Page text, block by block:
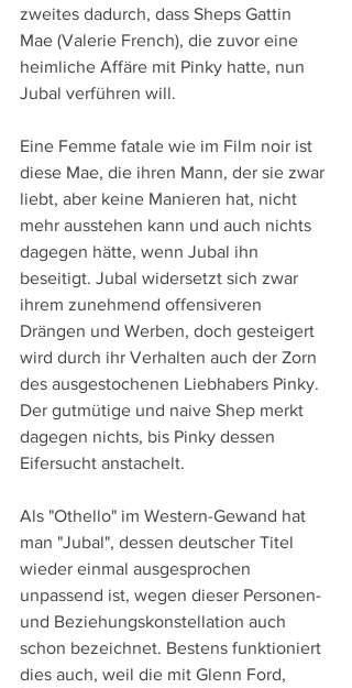
zweites dadurch, dass Sheps Gattin
Mae (Valerie French), die zuvor eine
heimliche Affäre mit Pinky hatte, nun
Jubal verführen will.
Eine Femme fatale wie im Film noir ist
diese Mae, die ihren Mann, der sie zwar
liebt, aber keine Manieren hat, nicht
mehr ausstehen kann und auch nichts
dagegen hätte, wenn Jubal ihn
beseitigt. Jubal widersetzt sich zwar
ihrem zunehmend offensiveren
Drängen und Werben, doch gesteigert
wird durch ihr Verhalten auch der Zorn
des ausgestochenen Liebhabers Pinky.
Der gutmütige und naive Shep merkt
dagegen nichts, bis Pinky dessen
Eifersucht anstachelt.
Als "Othello" im Western-Gewand hat
man "Jubal", dessen deutscher Titel
wieder einmal ausgesprochen
unpassend ist, wegen dieser Personen-
und Beziehungskonstellation auch
schon bezeichnet. Bestens funktioniert
dies auch, weil die mit Glenn Ford,